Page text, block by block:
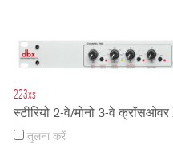
223xs
स्टीरियो 2-वे/मोनो 3-वे
तुलना करें